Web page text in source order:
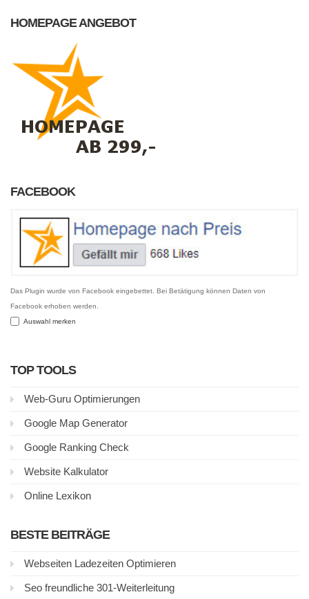
HOMEPAGE ANGEBOT
FACEBOOK
Das Plugin wurde von Facebook eingebettet. Bei Betätigung können Daten von
Facebook erhoben werden.
Auswahl merken
TOP TOOLS
Web-Guru Optimierungen
Google Map Generator
Google Ranking Check
Website Kalkulator
Online Lexikon
BESTE BEITRÄGE
Webseiten Ladezeiten Optimieren
Seo freundliche 301-Weiterleitung